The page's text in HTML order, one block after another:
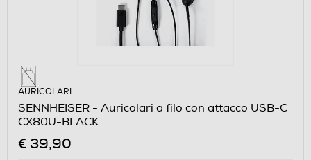
AURICOLARI
SENNHEISER - Auricolari a filo con attacco USB-C
CX80U-BLACK
€ 39,90